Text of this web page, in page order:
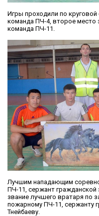
Игры проходили по круговой
команда ПЧ-4, второе место
команда ПЧ-11.
Лучшим нападающим
ПЧ-11, сержант
звание лучшего вратаря по
пожарному ПЧ-11, сержанту
Тнейбаеву.